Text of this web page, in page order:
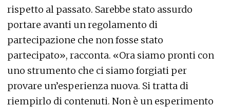
rispetto al passato. Sarebbe stato assurdo
portare avanti un regolamento di
partecipazione che non fosse stato
partecipato», racconta. «Ora siamo pronti con
uno strumento che ci siamo forgiati per
provare un’esperienza nuova. Si tratta di
riempirlo di contenuti. Non è un esperimento